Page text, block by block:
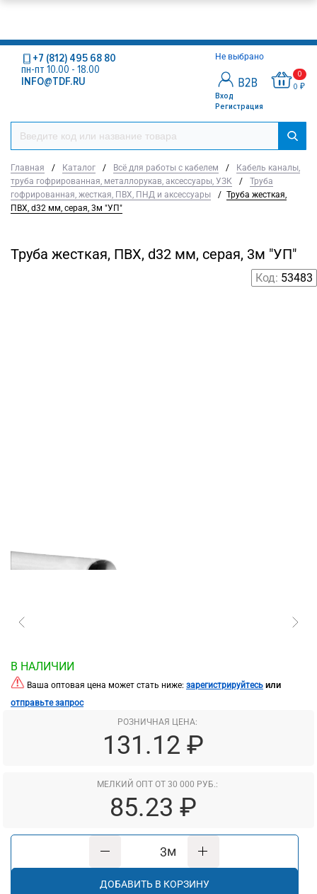
Не выбрано
Вход
Регистрация
0
0 ₽
+7 (812) 495 68 80
пн-пт 10.00 - 18.00
INFO@TDF.RU
Главная / Каталог / Всё для работы с кабелем /
Кабель каналы,
труба гофрированная, металлорукав, аксессуары, УЗК
/
Труба
гофрированная, жесткая, ПВХ, ПНД и аксессуары
/ Труба жесткая,
ПВХ, d32 мм, серая, 3м "УП"
Труба жесткая, ПВХ, d32 мм, серая, 3м "УП"
Код: 53483
В НАЛИЧИИ
Ваша оптовая цена может стать ниже: зарегистрируйтесь или
отправьте запрос
РОЗНИЧНАЯ ЦЕНА:
131.12 ₽
МЕЛКИЙ ОПТ ОТ 30 000 РУБ.:
85.23 ₽
м
ДОБАВИТЬ В КОРЗИНУ